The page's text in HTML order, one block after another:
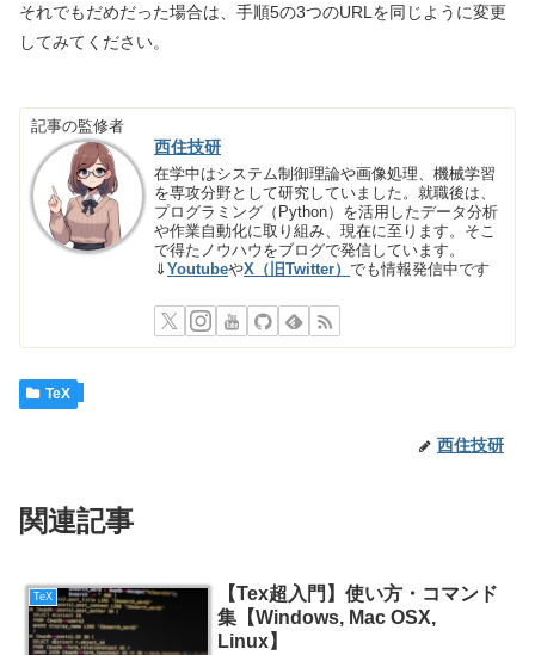
それでもだめだった場合は、手順5の3つのURLを同じように変更
してみてください。
記事の監修者
西住技研
在学中はシステム制御理論や画像処理、機械学習
を専攻分野として研究していました。就職後は、
プログラミング（Python）を活用したデータ分析
や作業自動化に取り組み、現在に至ります。そこ
で得たノウハウをブログで発信しています。
⇓YoutubeやX（旧Twitter）でも情報発信中です
TeX
西住技研
関連記事
TeX
【Tex超入門】使い方・コマンド
集【Windows, Mac OSX,
Linux】